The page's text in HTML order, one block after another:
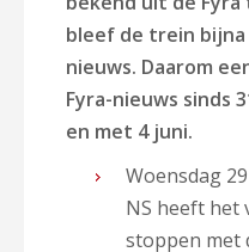
bleef de trein
nieuws. Daarom
Fyra-nieuws sinds
en met 4 juni.
Woensdag
NS heeft het
stoppen met